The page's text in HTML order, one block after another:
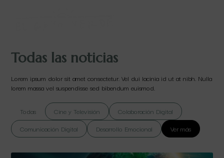
Todas las noticias
Lorem ipsum dolor sit amet consectetur. Vel dui lacinia id ut at nibh. Nulla
lorem massa vel suspendisse sed bibendum euismod.
Todas Cine y Televisión
Colaboración Digital
Comunicación Digital
Desarrollo Emocional Ver más